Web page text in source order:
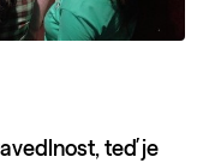
teď je